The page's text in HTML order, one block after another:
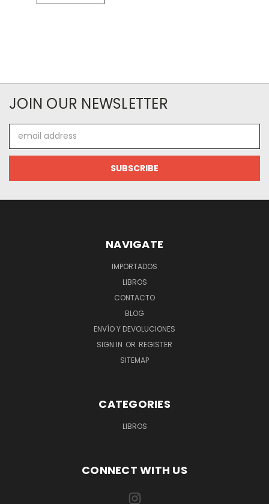
JOIN OUR NEWSLETTER
Address
NAVIGATE
IMPORTADOS
LIBROS
CONTACTO
BLOG
ENVÍO Y DEVOLUCIONES
SIGN IN OR REGISTER
SITEMAP
CATEGORIES
LIBROS
CONNECT WITH US